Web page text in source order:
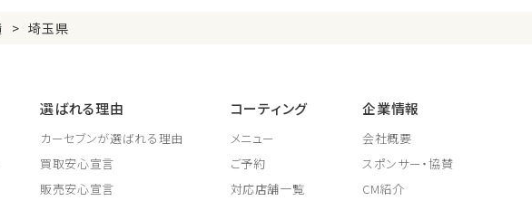
埼玉県
選ばれる理由
カーセブンが選ばれる理由
買取安心宣言
販売安心宣言
コーティング
メニュー
ご予約
対応店舗一覧
企業情報
会社概要
スポンサー・協賛
CM紹介